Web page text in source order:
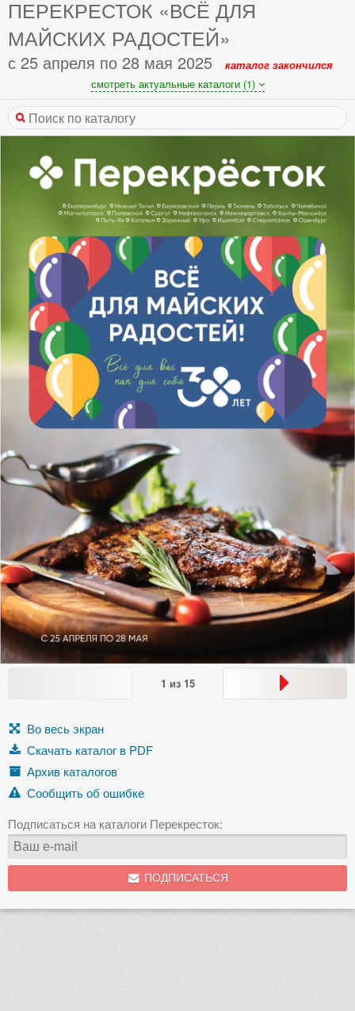
ПЕРЕКРЕСТОК «ВСЁ ДЛЯ
МАЙСКИХ РАДОСТЕЙ»
с 25 апреля по 28 мая 2025
каталог закончился
смотреть актуальные каталоги (1)
1 из 15
Во весь экран
Скачать каталог в PDF
Архив каталогов
Сообщить об ошибке
Подписаться на каталоги Перекресток:
ПОДПИСАТЬСЯ